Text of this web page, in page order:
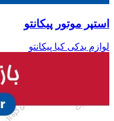
استپر موتور پیکانتو
لوازم یدکی کیا پیکانتو